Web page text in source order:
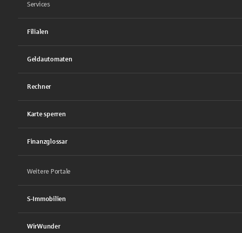
Services
Filialen
Geldautomaten
Rechner
Karte sperren
Finanzglossar
Weitere Portale
S-Immobilien
WirWunder